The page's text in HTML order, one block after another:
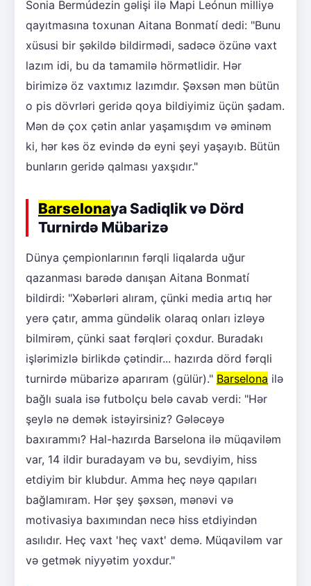
Sonia Bermúdezin gəlişi ilə Mapi Leónun milliyə
qayıtmasına toxunan Aitana Bonmatí dedi: "Bunu
xüsusi bir şəkildə bildirmədi, sadəcə özünə vaxt
lazım idi, bu da tamamilə hörmətlidir. Hər
birimizə öz vaxtımız lazımdır. Şəxsən mən bütün
o pis dövrləri geridə qoya bildiyimiz üçün şadam.
Mən də çox çətin anlar yaşamışdım və əminəm
ki, hər kəs öz evində də eyni şeyi yaşayıb. Bütün
bunların geridə qalması yaxşıdır."
Barselonaya Sadiqlik və Dörd
Turnirdə Mübarizə
Dünya çempionlarının fərqli liqalarda uğur
qazanması barədə danışan Aitana Bonmatí
bildirdi: "Xəbərləri alıram, çünki media artıq hər
yerə çatır, amma gündəlik olaraq onları izləyə
bilmirəm, çünki saat fərqləri çoxdur. Buradakı
işlərimizlə birlikdə çətindir... hazırda dörd fərqli
turnirdə mübarizə aparıram (gülür)." Barselona ilə
bağlı suala isə futbolçu belə cavab verdi: "Hər
şeylə nə demək istəyirsiniz? Gələcəyə
baxırammı? Hal-hazırda Barselona ilə müqaviləm
var, 14 ildir buradayam və bu, sevdiyim, hiss
etdiyim bir klubdur. Amma heç nəyə qapıları
bağlamıram. Hər şey şəxsən, mənəvi və
motivasiya baxımından necə hiss etdiyindən
asılıdır. Heç vaxt 'heç vaxt' demə. Müqaviləm var
və getmək niyyətim yoxdur."